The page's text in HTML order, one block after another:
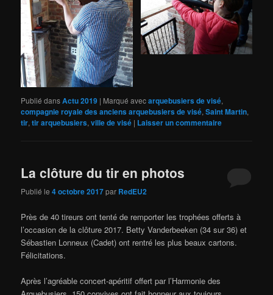
Publié dansActu 2019 | Marqué avecarquebusiers de visé,
compagnie royale des anciens arquebusiers de visé,Saint Martin,
tir,tir arquebusiers,ville de visé | Laisser un commentaire
La clôture du tir en photos
Publié le4 octobre 2017par RedEU2
Près de 40 tireurs ont tenté de remporter les trophées offerts à
l’occasion de la clôture 2017. Betty Vanderbeeken (34 sur 36) et
Sébastien Lonneux (Cadet) ont rentré les plus beaux cartons.
Félicitations.
Après l’agréable concert-apéritif offert par l’Harmonie des